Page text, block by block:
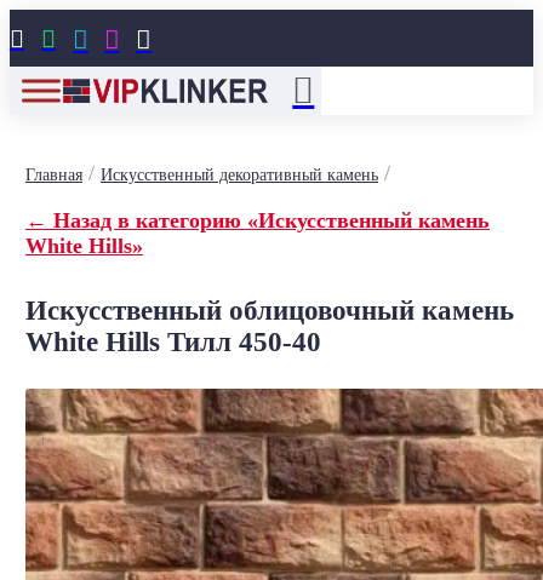
    
Главная/ Искусственный декоративный камень/
← Назад в категорию «Искусственный камень
White Hills»
Искусственный облицовочный камень
White Hills Тилл 450-40